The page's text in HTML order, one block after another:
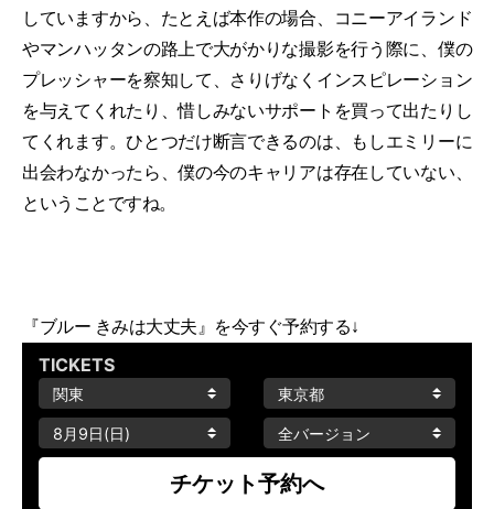
していますから、たとえば本作の場合、コニーアイランド
やマンハッタンの路上で大がかりな撮影を行う際に、僕の
プレッシャーを察知して、さりげなくインスピレーション
を与えてくれたり、惜しみないサポートを買って出たりし
てくれます。ひとつだけ断言できるのは、もしエミリーに
出会わなかったら、僕の今のキャリアは存在していない、
ということですね。
『ブルー きみは大丈夫』を今すぐ予約する↓